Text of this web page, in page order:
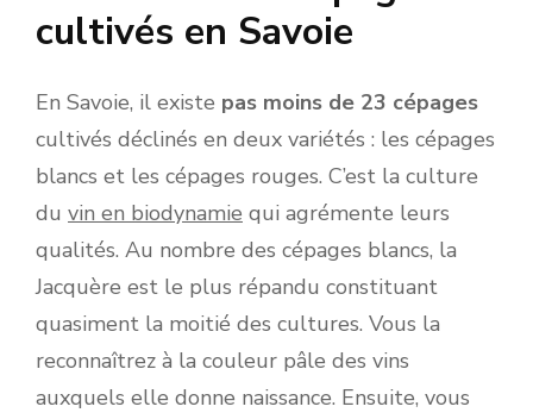
cultivés en Savoie
En Savoie, il existe pas moins de 23 cépages
cultivés déclinés en deux variétés : les cépages
blancs et les cépages rouges. C’est la culture
du vin en biodynamie qui agrémente leurs
qualités. Au nombre des cépages blancs, la
Jacquère est le plus répandu constituant
quasiment la moitié des cultures. Vous la
reconnaîtrez à la couleur pâle des vins
auxquels elle donne naissance. Ensuite, vous